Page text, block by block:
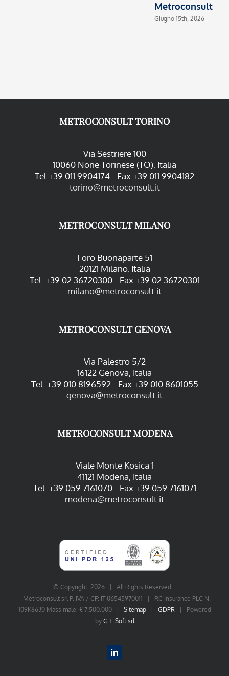
Metroconsult
Giugno 15th, 2026
METROCONSULT TORINO
Via Sestriere 100
10060 None Torinese (TO), Italia
Tel +39 011 9904174 - Fax +39 011 9904182
torino@metroconsult.it
METROCONSULT MILANO
Foro Buonaparte 51
20121 Milano, Italia
Tel. +39 02 36720300 - Fax +39 02 36720301
milano@metroconsult.it
METROCONSULT GENOVA
Via Palestro 5/2
16122 Genova, Italia
Tel. +39 010 8196592 - Fax +39 010 8601055
genova@metroconsult.it
METROCONSULT MODENA
Viale Monte Kosica 1
41121 Modena, Italia
Tel. +39 059 7161070 - Fax +39 059 7161071
modena@metroconsult.it
© Copyright 2026 | All Rights Reserved
Metroconsult srl P. IVA / CF: IT 06545970011 | RC Insurance PLC N.
109K8630 Massimale: € 7.500.000 | Sitemap| GDPR| Powered
by G.T. Soft srl
LinkedIn